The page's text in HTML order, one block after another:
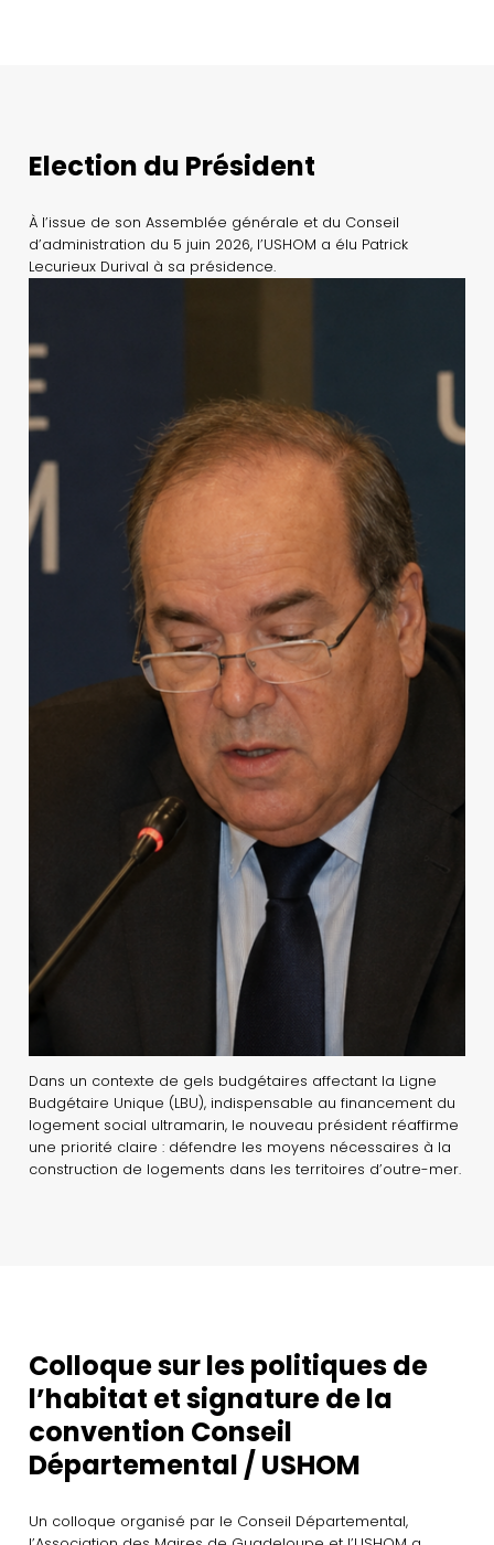
Election du Président
À l’issue de son Assemblée générale et du Conseil
d’administration du 5 juin 2026, l’USHOM a élu Patrick
Lecurieux Durival à sa présidence.
Dans un contexte de gels budgétaires affectant la Ligne
Budgétaire Unique (LBU), indispensable au financement du
logement social ultramarin, le nouveau président réaffirme
une priorité claire : défendre les moyens nécessaires à la
construction de logements dans les territoires d’outre-mer.
Colloque sur les politiques de
l’habitat et signature de la
convention Conseil
Départemental / USHOM
Un colloque organisé par le Conseil Départemental,